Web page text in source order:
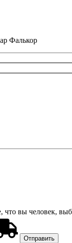
Фалькор
что вы человек,